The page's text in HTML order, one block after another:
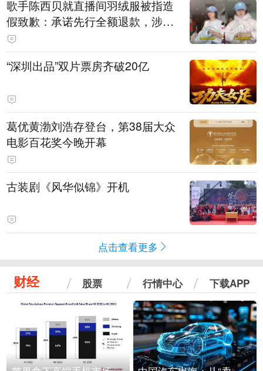
歌手陈西贝就直播间羽绒服被指造
假致歉：承诺先行全额退款，涉事
销售额约300万元
“深圳出品”双片票房齐破20亿
葛优黄渤刘浩存登台，第38届大众
电影百花奖今晚开幕
古装剧《风华似锦》开机
点击查看更多
财经 股票 行情中心 下载APP